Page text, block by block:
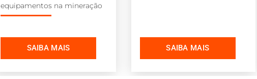
equipamentos na mineração